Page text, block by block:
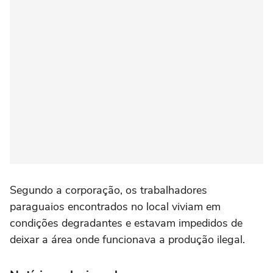
Segundo a corporação, os trabalhadores
paraguaios encontrados no local viviam em
condições degradantes e estavam impedidos de
deixar a área onde funcionava a produção ilegal.